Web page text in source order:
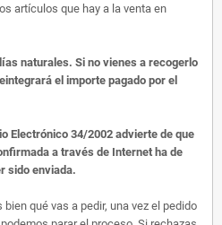
artículos que hay a la venta en
naturales. Si no vienes a recogerlo
el importe pagado por el
Electrónico 34/2002 advierte de que
a través de Internet ha de
sido enviada.
qué vas a pedir, una vez el pedido